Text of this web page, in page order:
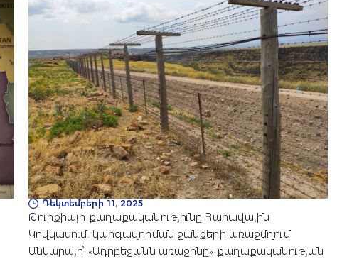
Դեկտեմբերի 11, 2025
Թուրքիայի քաղաքականությունը Հարավային
Կովկասում. կարգավորման ջանքերի առաջմղում
Անկարայի՝ «Ադրբեջանն առաջինը» քաղաքականության